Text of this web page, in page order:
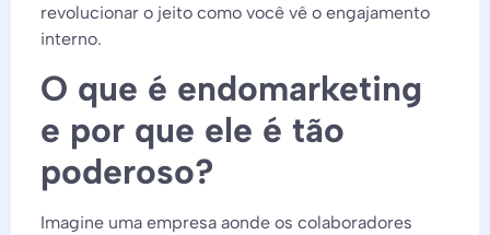
revolucionar o jeito como você vê o engajamento
interno.
O que é endomarketing
e por que ele é tão
poderoso?
Imagine uma empresa aonde os colaboradores